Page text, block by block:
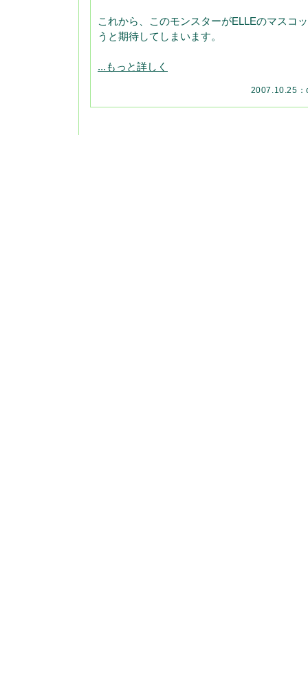
これから、このモンスターがELLEのマスコ
うと期待してしまいます。
...もっと詳しく
2007.10.25：